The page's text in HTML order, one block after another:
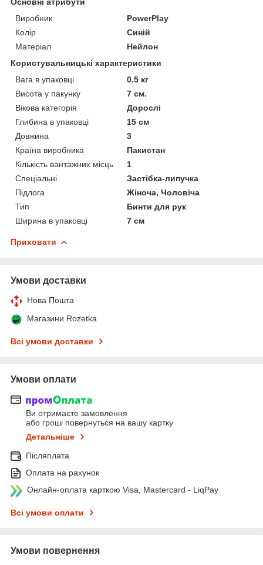
Виробник
PowerPlay
Колір
Синій
Матеріал
Нейлон
Користувальницькі характеристики
Вага в упаковці
0.5 кг
Висота у пакунку
7 см.
Вікова категорія
Дорослі
Глибина в упаковці
15 см
Довжина
3
Країна виробника
Пакистан
Кількість вантажних місць
1
Спеціальні
Застібка-липучка
Підлога
Жіноча, Чоловіча
Тип
Бинти для рук
Ширина в упаковці
7 см
Приховати
Умови доставки
Нова Пошта
Магазини Rozetka
Всі умови доставки
Умови оплати
Ви отримаєте замовлення
або гроші повернуться на вашу картку
Детальніше
Післяплата
Оплата на рахунок
Онлайн-оплата карткою Visa, Mastercard - LiqPay
Всі умови оплати
Умови повернення